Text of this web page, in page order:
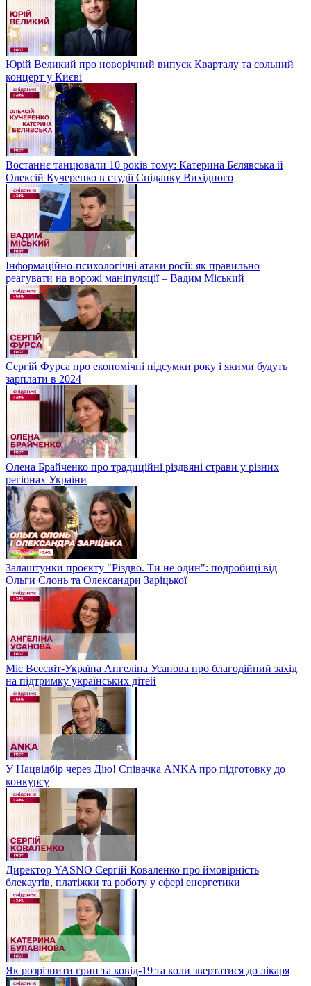
Юрій Великий про новорічний випуск Кварталу та сольний
концерт у Києві
Востаннє танцювали 10 років тому: Катерина Бєлявська й
Олексій Кучеренко в студії Сніданку Вихідного
Інформаційно-психологічні атаки росії: як правильно
реагувати на ворожі маніпуляції – Вадим Міський
Сергій Фурса про економічні підсумки року і якими будуть
зарплати в 2024
Олена Брайченко про традиційні різдвяні страви у різних
регіонах України
Залаштунки проєкту "Різдво. Ти не один": подробиці від
Ольги Слонь та Олександри Заріцької
Міс Всесвіт-Україна Ангеліна Усанова про благодійний захід
на підтримку українських дітей
У Нацвідбір через Дію! Співачка ANKA про підготовку до
конкурсу
Директор YASNO Сергій Коваленко про ймовірність
блекаутів, платіжки та роботу у сфері енергетики
Як розрізнити грип та ковід-19 та коли звертатися до лікаря